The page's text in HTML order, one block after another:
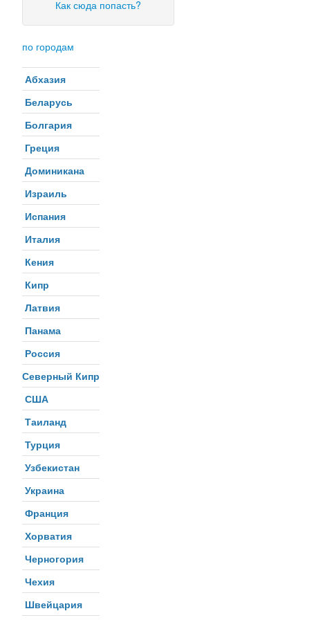
Как сюда попасть?
по городам
Абхазия
Беларусь
Болгария
Греция
Доминикана
Израиль
Испания
Италия
Кения
Кипр
Латвия
Панама
Россия
Северный Кипр
США
Таиланд
Турция
Узбекистан
Украина
Франция
Хорватия
Черногория
Чехия
Швейцария